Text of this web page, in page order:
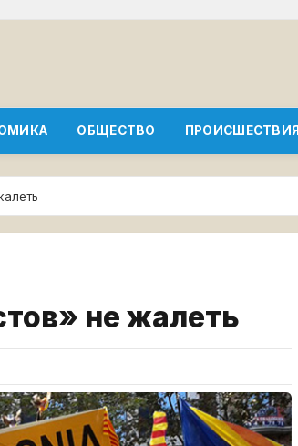
ОБЩЕСТВО ПРОИСШЕСТВИЯ
не жалеть